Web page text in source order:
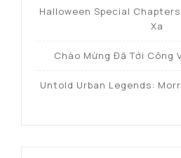
Halloween Special Chapters
Xa
Chào Mừng Đã Tới Công
Untold Urban Legends: